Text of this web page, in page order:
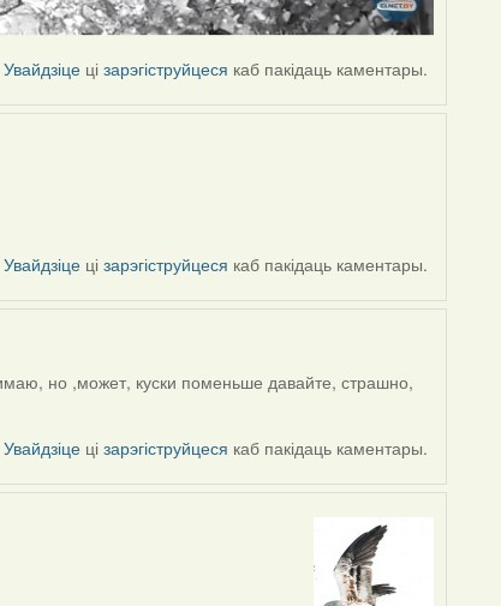
Увайдзіце цізарэгіструйцеся каб пакідаць каментары.
Увайдзіце цізарэгіструйцеся каб пакідаць каментары.
но ,может, куски поменьше давайте, страшно,
Увайдзіце цізарэгіструйцеся каб пакідаць каментары.